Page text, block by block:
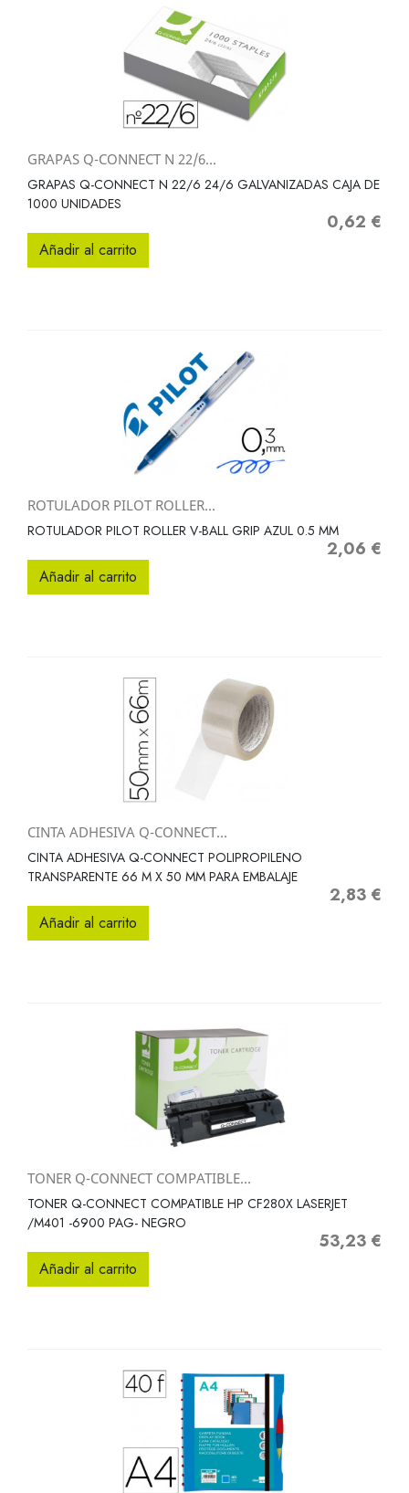
GRAPAS Q-CONNECT N 22/6...
GRAPAS Q-CONNECT N 22/6 24/6 GALVANIZADAS CAJA DE
1000 UNIDADES
Precio
0,62 €
Añadir al carrito
ROTULADOR PILOT ROLLER...
ROTULADOR PILOT ROLLER V-BALL GRIP AZUL 0.5 MM
Precio
2,06 €
Añadir al carrito
CINTA ADHESIVA Q-CONNECT...
CINTA ADHESIVA Q-CONNECT POLIPROPILENO
TRANSPARENTE 66 M X 50 MM PARA EMBALAJE
Precio
2,83 €
Añadir al carrito
TONER Q-CONNECT COMPATIBLE...
TONER Q-CONNECT COMPATIBLE HP CF280X LASERJET
/M401 -6900 PAG- NEGRO
Precio
53,23 €
Añadir al carrito